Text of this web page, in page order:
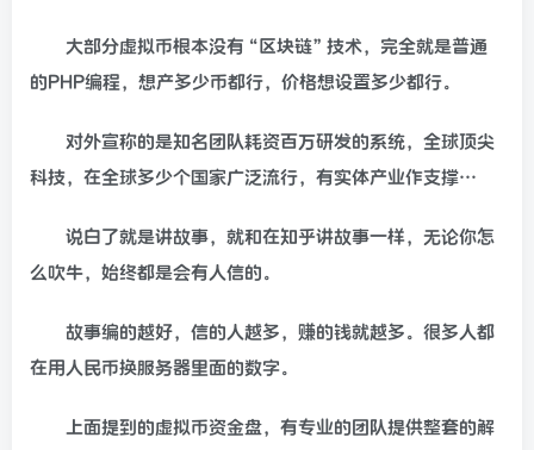
大部分虚拟币根本没有“区块链”技术，完全就是普通
的PHP编程，想产多少币都行，价格想设置多少都行。
对外宣称的是知名团队耗资百万研发的系统，全球顶尖
科技，在全球多少个国家广泛流行，有实体产业作支撑…
说白了就是讲故事，就和在知乎讲故事一样，无论你怎
么吹牛，始终都是会有人信的。
故事编的越好，信的人越多，赚的钱就越多。很多人都
在用人民币换服务器里面的数字。
上面提到的虚拟币资金盘，有专业的团队提供整套的解